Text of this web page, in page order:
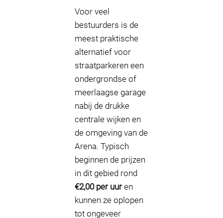
Voor veel
bestuurders is de
meest praktische
alternatief voor
straatparkeren een
ondergrondse of
meerlaagse garage
nabij de drukke
centrale wijken en
de omgeving van de
Arena. Typisch
beginnen de prijzen
in dit gebied rond
€2,00 per uuren
kunnen ze oplopen
tot ongeveer